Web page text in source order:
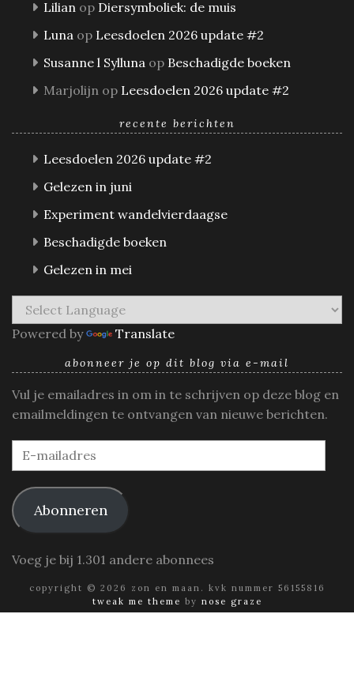
Lilian op Diersymboliek: de muis
Luna op Leesdoelen 2026 update #2
Susanne l Sylluna op Beschadigde boeken
Marjolijn op Leesdoelen 2026 update #2
recente berichten
Leesdoelen 2026 update #2
Gelezen in juni
Experiment wandelvierdaagse
Beschadigde boeken
Gelezen in mei
Powered by Translate
abonneer je op dit blog via e-mail
Vul je emailadres in om in te schrijven op deze blog en
emailmeldingen te ontvangen van nieuwe berichten.
E-
mailadres
Abonneren
Voeg je bij 1.301 andere abonnees
copyright © 2026 zon en maan. kvk nummer 56155816
tweak me theme by nose graze